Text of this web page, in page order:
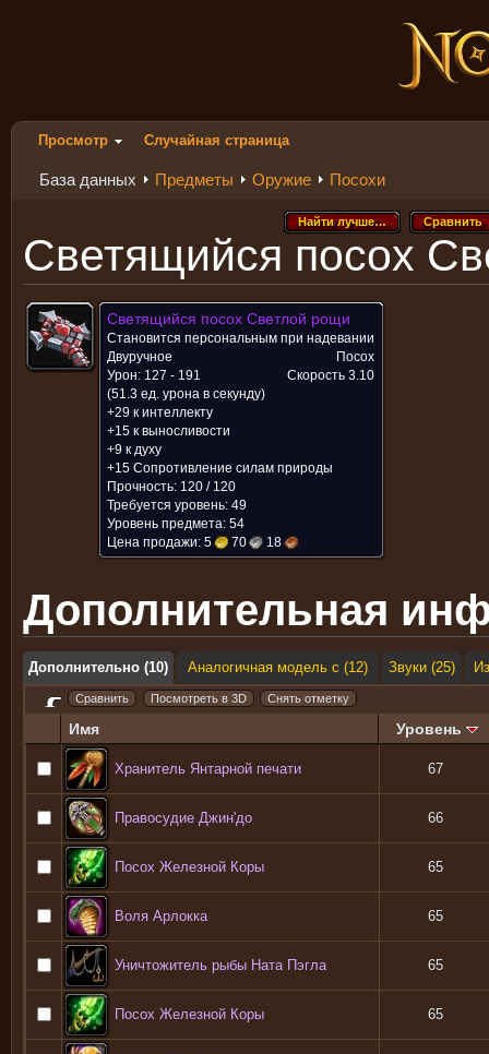
Просмотр Случайная страница
База данных Предметы Оружие Посохи
Сравнить
Сравнить
Найти лучше…
Найти лучше…
Светящийся посох
Светящийся посох Светлой рощи
Становится персональным при надевании
Двуручное
Посох
Урон: 127 - 191
Скорость 3.10
(51.3 ед. урона в секунду)
+29 к интеллекту
+15 к выносливости
+9 к духу
+15 Сопротивление силам природы
Прочность: 120 / 120
Требуется уровень: 49
Уровень предмета: 54
Цена продажи: 5 70 18
Дополнительная
Дополнительно (10) Аналогичная модель с (12) Звуки (25)
Имя Уровень
Хранитель Янтарной печати 67
Правосудие Джин'до 66
Посох Железной Коры 65
Воля Арлокка 65
Уничтожитель рыбы Ната Пэгла 65
Посох Железной Коры 65